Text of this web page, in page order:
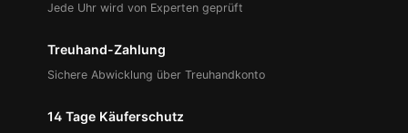
Jede Uhr wird von Experten geprüft
Treuhand-Zahlung
Sichere Abwicklung über Treuhandkonto
14 Tage Käuferschutz